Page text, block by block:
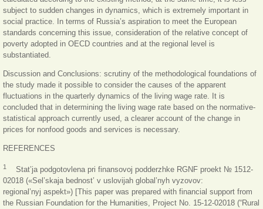
subject to sudden changes in dynamics, which is extremely important in
social practice. In terms of Russia’s aspiration to meet the European
standards concerning this issue, consideration of the relative concept of
poverty adopted in OECD countries and at the regional level is
substantiated.
Discussion and Conclusions: scrutiny of the methodological foundations of
the study made it possible to consider the causes of the apparent
fluctuations in the quarterly dynamics of the living wage rate. It is
concluded that in determining the living wage rate based on the normative-
statistical approach currently used, a clearer account of the change in
prices for nonfood goods and services is necessary.
REFERENCES
1
Stat’ja podgotovlena pri finansovoj podderzhke RGNF proekt № 1512-
02018 («Sel’skaja bednost’ v uslovijah global’nyh vyzovov:
regional’nyj aspekt») [This paper was prepared with financial support from
the Russian Foundation for the Humanities, Project No. 15-12-02018 (“Rural